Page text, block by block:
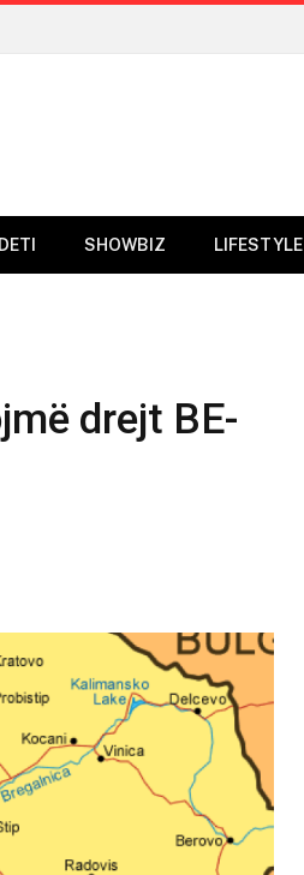
SHOWBIZ LIFESTYLE
drejt BE-